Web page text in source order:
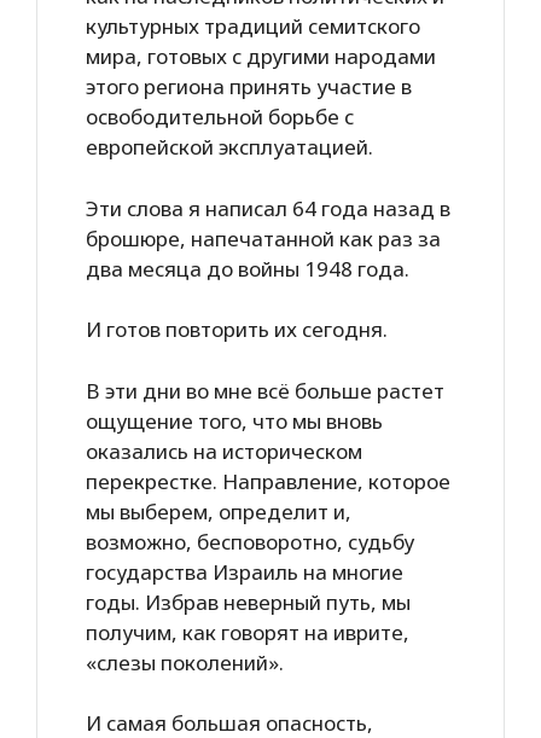
культурных традиций семитского
мира, готовых с другими народами
этого региона принять участие в
освободительной борьбе с
европейской эксплуатацией.
Эти слова я написал 64 года назад в
брошюре, напечатанной как раз за
два месяца до войны 1948 года.
И готов повторить их сегодня.
В эти дни во мне всё больше растет
ощущение того, что мы вновь
оказались на историческом
перекрестке. Направление, которое
мы выберем, определит и,
возможно, бесповоротно, судьбу
государства Израиль на многие
годы. Избрав неверный путь, мы
получим, как говорят на иврите,
«слезы поколений».
И самая большая опасность,